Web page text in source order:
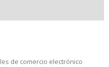
de comercio electrónico